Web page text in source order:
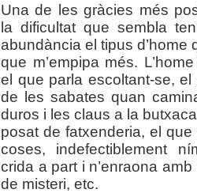
Una de les gràcies més
la dificultat que sembla
abundància el tipus d’home
que m’empipa més.
el que parla escoltant-se,
de les sabates quan
duros i les claus a la
posat de fatxenderia, el
coses, indefectiblement
crida a part i n’enraona
de misteri, etc.